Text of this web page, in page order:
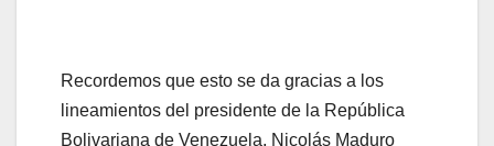
Recordemos que esto se da gracias a los
lineamientos del presidente de la República
Bolivariana de Venezuela, Nicolás Maduro